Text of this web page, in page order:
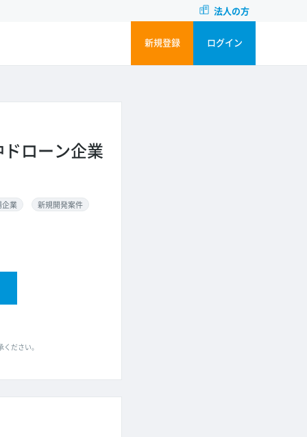
法人の方
新規登録 ログイン
ドローン企業
企業 新規開発案件
ださい。